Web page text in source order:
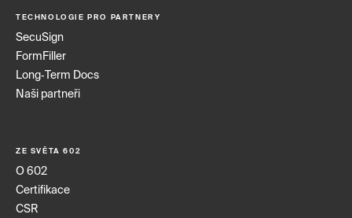
TECHNOLOGIE PRO PARTNERY
SecuSign
FormFiller
Long‑Term Docs
Naši partneři
ZE SVĚTA 602
O 602
Certifikace
CSR